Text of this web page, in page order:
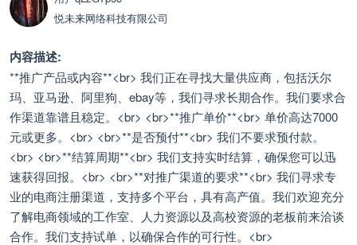
关于我们悦未来网络科技有限公司
内容描述:
**推广产品或内容**<br> 我们正在寻找大量供应商，包括沃尔
玛、亚马逊、阿里狗、ebay等，我们寻求长期合作。我们要求合
作渠道靠谱且稳定。<br> <br>**推广单价**<br> 单价高达7000
元或更多。<br> <br>**是否预付**<br> 我们不要求预付款。
<br> <br>**结算周期**<br> 我们支持实时结算，确保您可以迅
速获得回报。<br> <br>**对推广渠道的要求**<br> 我们寻求专
业的电商注册渠道，支持多个平台，具有高产值。我们欢迎充分
了解电商领域的工作室、人力资源以及高校资源的老板前来洽谈
合作。我们支持试单，以确保合作的可行性。<br>